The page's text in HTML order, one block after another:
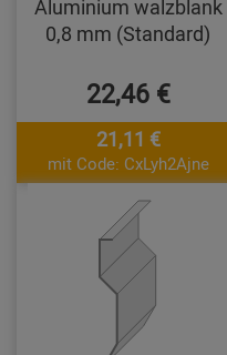
Aluminium walzblank
0,8 mm (Standard)
22,46 €
21,11 €
mit Code: CxLyh2Ajne